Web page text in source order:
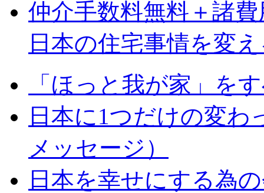
仲介手数料無料＋諸
日本の住宅事情を変
「ほっと我が家」を
日本に1つだけの変
メッセージ）
日本を幸せにする為